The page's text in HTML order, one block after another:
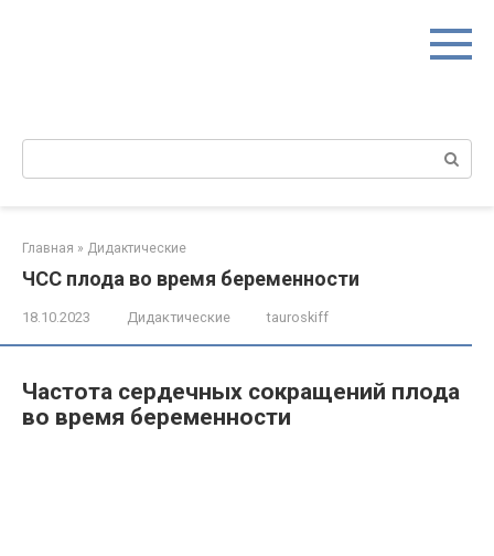
Поиск:
Главная » Дидактические
ЧСС плода во время беременности
18.10.2023 Дидактические tauroskiff
Частота сердечных сокращений плода
во время беременности